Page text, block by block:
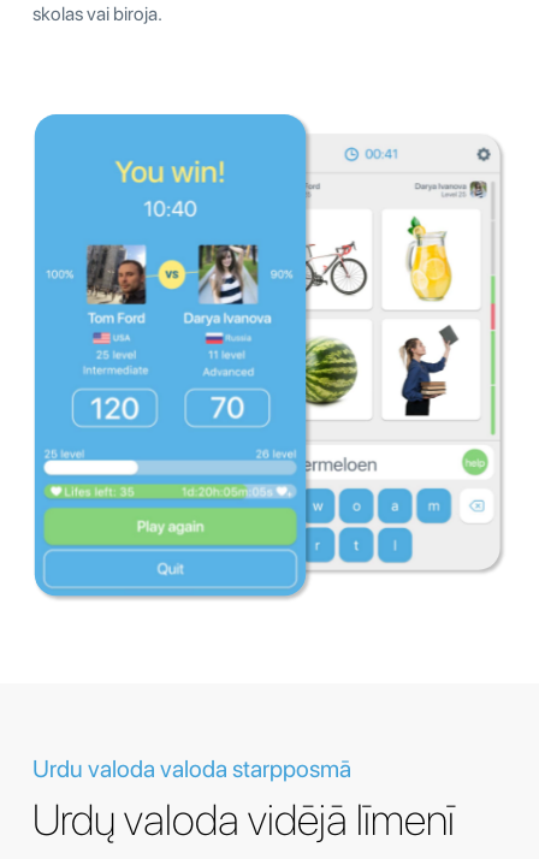
skolas vai biroja.
Urdu valoda valoda starpposmā
Urdų valoda vidējā līmenī